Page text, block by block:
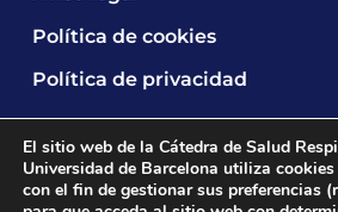
Política de cookies
Política de privacidad
El sitio web de la Cátedra de Salud
Universidad de Barcelona utiliza
con el fin de gestionar sus preferencias